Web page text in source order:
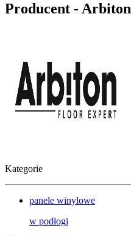
Producent - Arbiton
Kategorie
panele winylowe
w podłogi